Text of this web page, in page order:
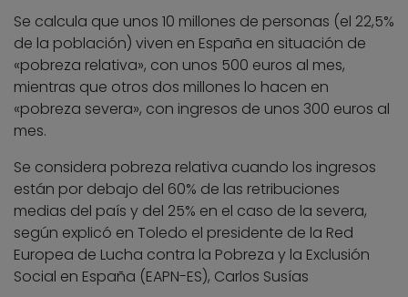
Se calcula que unos 10 millones de personas (el 22,5%
de la población) viven en España en situación de
«pobreza relativa», con unos 500 euros al mes,
mientras que otros dos millones lo hacen en
«pobreza severa», con ingresos de unos 300 euros al
mes.
Se considera pobreza relativa cuando los ingresos
están por debajo del 60% de las retribuciones
medias del país y del 25% en el caso de la severa,
según explicó en Toledo el presidente de la Red
Europea de Lucha contra la Pobreza y la Exclusión
Social en España (EAPN-ES), Carlos Susías